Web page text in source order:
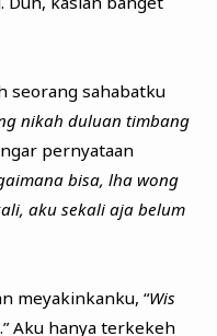
seorang sahabatku
nikah duluan timbang
pernyataan
bisa, lha wong
aku sekali aja belum
meyakinkanku, “Wis
.” Aku hanya terkekeh